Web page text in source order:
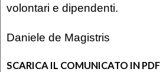
volontari e dipendenti.
Daniele de Magistris
SCARICA IL COMUNICATO IN PDF